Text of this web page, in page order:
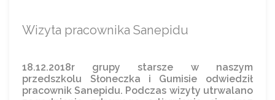
Wizyta pracownika Sanepidu
18.12.2018r grupy starsze w naszym
przedszkolu Słoneczka i Gumisie odwiedził
pracownik Sanepidu. Podczas wizyty utrwalano